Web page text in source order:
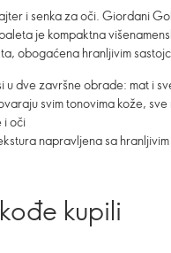
i senka za oči. Giordani
je kompaktna
obogaćena hranljivim
u dve završne obrade: mat i
svim tonovima kože, sve
i oči
napravljena sa
kupili